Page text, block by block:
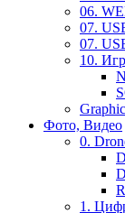
06.
07.
07.
10.
Фото, Видео
0.
1.